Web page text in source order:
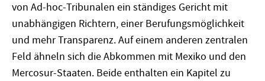
von Ad-hoc-Tribunalen ein ständiges Gericht mit
unabhängigen Richtern, einer Berufungsmöglichkeit
und mehr Transparenz. Auf einem anderen zentralen
Feld ähneln sich die Abkommen mit Mexiko und den
Mercosur-Staaten. Beide enthalten ein Kapitel zu